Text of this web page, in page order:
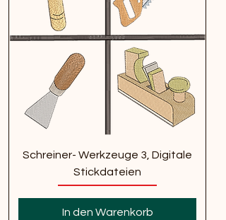
Schreiner- Werkzeuge 3, Digitale
Stickdateien
In den Warenkorb